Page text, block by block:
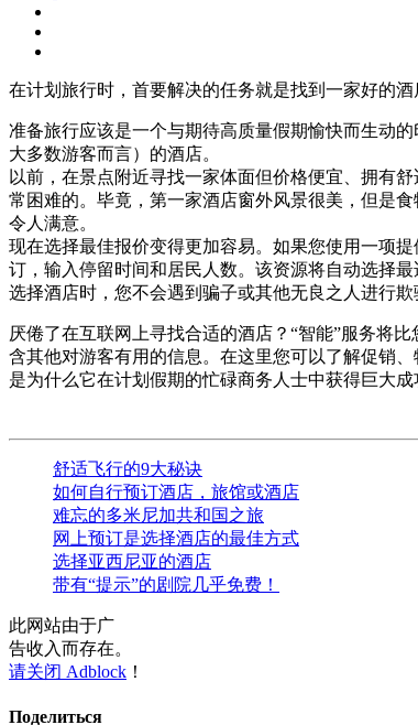
在计划旅行时，首要解决的任务就是找到一家好的
准备旅行应该是一个与期待高质量假期愉快而生动
大多数游客而言）的酒店。
以前，在景点附近寻找一家体面但价格便宜、拥有
常困难的。毕竟，第一家酒店窗外风景很美，但是
令人满意。
现在选择最佳报价变得更加容易。如果您使用一项
订，输入停留时间和居民人数。该资源将自动选择
选择酒店时，您不会遇到骗子或其他无良之人进行欺
厌倦了在互联网上寻找合适的酒店？“智能”服务将
含其他对游客有用的信息。在这里您可以了解促销
是为什么它在计划假期的忙碌商务人士中获得巨大成
舒适飞行的9大秘诀
如何自行预订酒店，旅馆或酒店
难忘的多米尼加共和国之旅
网上预订是选择酒店的最佳方式
选择亚西尼亚的酒店
带有“提示”的剧院几乎免费！
此网站由于广
告收入而存在。
请关闭 Adblock ！
Поделиться